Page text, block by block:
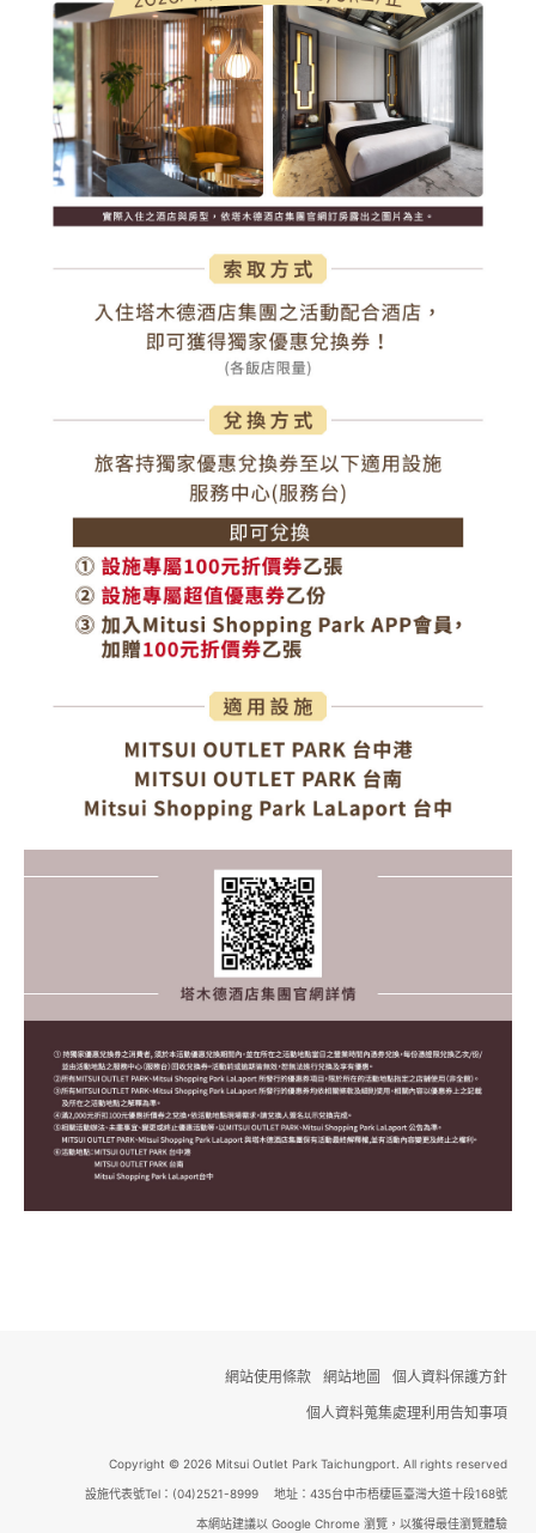
網站使用條款 網站地圖
個人資料保護方針
個人資料蒐集處理利用告知事項
Copyright © 2026 Mitsui Outlet Park Taichungport. All rights reserved
設施代表號Tel：(04)2521-8999 地址：435台中市梧棲區臺灣大道十段168號
本網站建議以 Google Chrome 瀏覽，以獲得最佳瀏覽體驗